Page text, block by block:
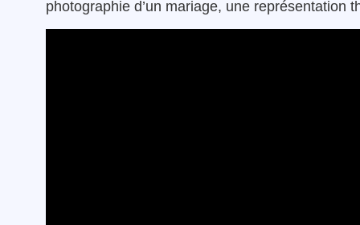
photographie d’un mariage, une représentation